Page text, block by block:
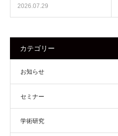
2026.07.29
カテゴリー
お知らせ
セミナー
学術研究